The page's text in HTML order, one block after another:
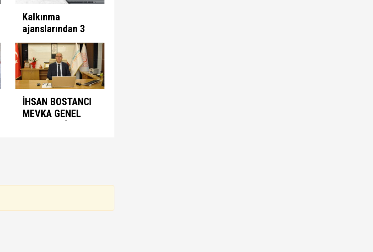
Kalkınma
ajanslarından 3
aşamalı plan
İHSAN BOSTANCI
MEVKA GENEL